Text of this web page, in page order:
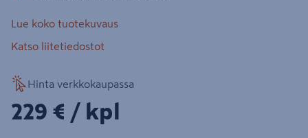
Lue koko tuotekuvaus
Katso liitetiedostot
Hinta verkkokaupassa
229€/kpl
229 € / kpl